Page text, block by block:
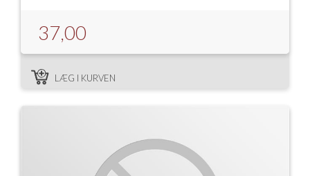
37,00
LÆG I KURVEN